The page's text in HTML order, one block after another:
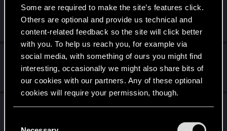
Some are required to make the site’s features click.
Others are optional and provide us technical and
content-related feedback so the site will click better
with you. To help us reach you, for example via
social media, with something of ours you might find
interesting, occasionally we might also share bits of
our cookies with our partners. Any of these optional
cookies will require your permission, though.
and tweak your preferences regarding them in the
Dobry komputer mało fps
3 620
Jun 18, 2024
Problem z zadaniem Pożegnanie
4 791
Wypadają tylko białe i zielone bronie a